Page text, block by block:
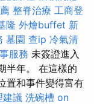
整脊治療 工商登
隆 外燴buffet 新
墓園 查ip 冷氣清
服務 未簽證進入
半年。 在這樣的
置和事件變得富有
建議 洗碗槽 on